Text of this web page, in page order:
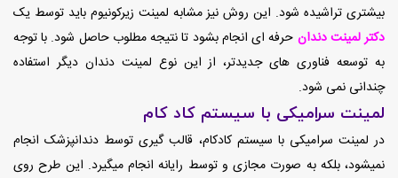
بیشتری تراشیده شود. این روش نیز مشابه لمینت زیرکونیوم باید توسط یک
دکتر لمینت دندان حرفه ای انجام بشود تا نتیجه مطلوب حاصل شود. با توجه
به توسعه فناوری های جدیدتر، از این نوع لمینت دندان دیگر استفاده
چندانی نمی شود.
لمینت سرامیکی با سیستم کاد کام
در لمینت سرامیکی با سیستم کادکام، قالب گیری توسط دندانپزشک انجام
نمیشود، بلکه به صورت مجازی و توسط رایانه انجام میگیرد. این طرح روی